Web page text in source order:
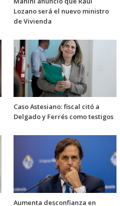
Lozano será el nuevo ministro
de Vivienda
Caso Astesiano: fiscal citó a
Delgado y Ferrés como testigos
Aumenta desconfianza en